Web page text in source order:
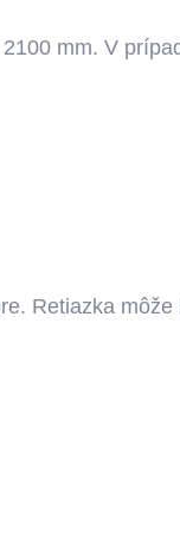
mm. V
Retiazka